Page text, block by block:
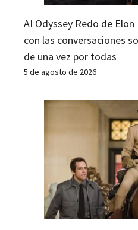
AI Odyssey Redo de
con las conversaciones
de una vez por todas
5 de agosto de 2026